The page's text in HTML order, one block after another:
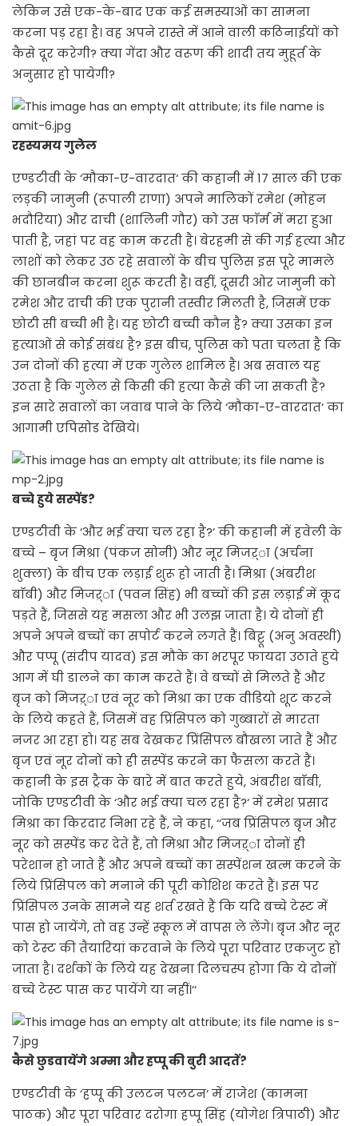
लेकिन उसे एक-के-बाद एक कई समस्याओं का सामना
करना पड़ रहा है। वह अपने रास्ते में आने वाली कठिनाईयों को
कैसे दूर करेगी? क्या गेंदा और वरूण की शादी तय मुहूर्त के
अनुसार हो पायेगी?
रहस्यमय गुलेल
एण्डटीवी के ‘मौका-ए-वारदात‘ की कहानी में 17 साल की एक
लड़की जामुनी (रूपाली राणा) अपने मालिकों रमेश (मोहन
भदौरिया) और दाची (शालिनी गौर) को उस फाॅर्म में मरा हुआ
पाती है, जहां पर वह काम करती है। बेरहमी से की गई हत्या और
लाशों को लेकर उठ रहे सवालों के बीच पुलिस इस पूरे मामले
की छानबीन करना शुरू करती है। वहीं, दूसरी ओर जामुनी को
रमेश और दाची की एक पुरानी तस्वीर मिलती है, जिसमें एक
छोटी सी बच्ची भी है। यह छोटी बच्ची कौन है? क्या उसका इन
हत्याओं से कोई संबंध है? इस बीच, पुलिस को पता चलता है कि
उन दोनों की हत्या में एक गुलेल शामिल है। अब सवाल यह
उठता है कि गुलेल से किसी की हत्या कैसे की जा सकती है?
इन सारे सवालों का जवाब पाने के लिये ‘मौका-ए-वारदात‘ का
आगामी एपिसोड देखिये।
बच्चे हुये सस्पेंड?
एण्डटीवी के ‘और भई क्या चल रहा है?‘ की कहानी में हवेली के
बच्चे – बृज मिश्रा (पंकज सोनी) और नूर मिजऱ्ा (अर्चना
शुक्ला) के बीच एक लड़ाई शुरू हो जाती है। मिश्रा (अंबरीश
बाॅबी) और मिजऱ्ा (पवन सिंह) भी बच्चों की इस लड़ाई में कूद
पड़ते हैं, जिससे यह मसला और भी उलझ जाता है। ये दोनों ही
अपने अपने बच्चों का सपोर्ट करने लगते हैं। बिट्टू (अनु अवस्थी)
और पप्पू (संदीप यादव) इस मौके का भरपूर फायदा उठाते हुये
आग में घी डालने का काम करते हैं। वे बच्चों से मिलते हैं और
बृज को मिजऱ्ा एवं नूर को मिश्रा का एक वीडियो शूट करने
के लिये कहते हैं, जिसमें वह प्रिंसिपल को गुब्बारों से मारता
नजर आ रहा हो। यह सब देखकर प्रिंसिपल बौखला जाते हैं और
बृज एवं नूर दोनों को ही सस्पेंड करने का फैसला करते हैं।
कहानी के इस ट्रैक के बारे में बात करते हुये, अंबरीश बाॅबी,
जोकि एण्डटीवी के ‘और भई क्या चल रहा है?‘ में रमेश प्रसाद
मिश्रा का किरदार निभा रहे हैं, ने कहा, ‘‘जब प्रिंसिपल बृज और
नूर को सस्पेंड कर देते हैं, तो मिश्रा और मिजऱ्ा दोनों ही
परेशान हो जाते हैं और अपने बच्चों का सस्पेंशन खत्म करने के
लिये प्रिंसिपल को मनाने की पूरी कोशिश करते हैं। इस पर
प्रिंसिपल उनके सामने यह शर्त रखते हैं कि यदि बच्चे टेस्ट में
पास हो जायेंगे, तो वह उन्हें स्कूल में वापस ले लेंगे। बृज और नूर
को टेस्ट की तैयारियां करवाने के लिये पूरा परिवार एकजुट हो
जाता है। दर्शकों के लिये यह देखना दिलचस्प होगा कि ये दोनों
बच्चे टेस्ट पास कर पायेंगे या नहीं।‘‘
कैसे छुडवायेंगे अम्मा और हप्पू की बुरी आदतें?
एण्डटीवी के ‘हप्पू की उलटन पलटन‘ में राजेश (कामना
पाठक) और पूरा परिवार दरोगा हप्पू सिंह (योगेश त्रिपाठी) और